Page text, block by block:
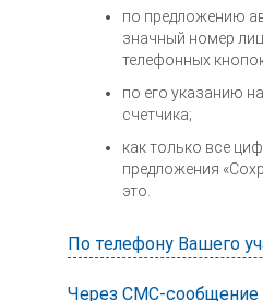
по предложению
значный номер
телефонных
по его указанию
счетчика;
как только все
предложения
это.
По телефону Вашего
Через СМС-сообщение